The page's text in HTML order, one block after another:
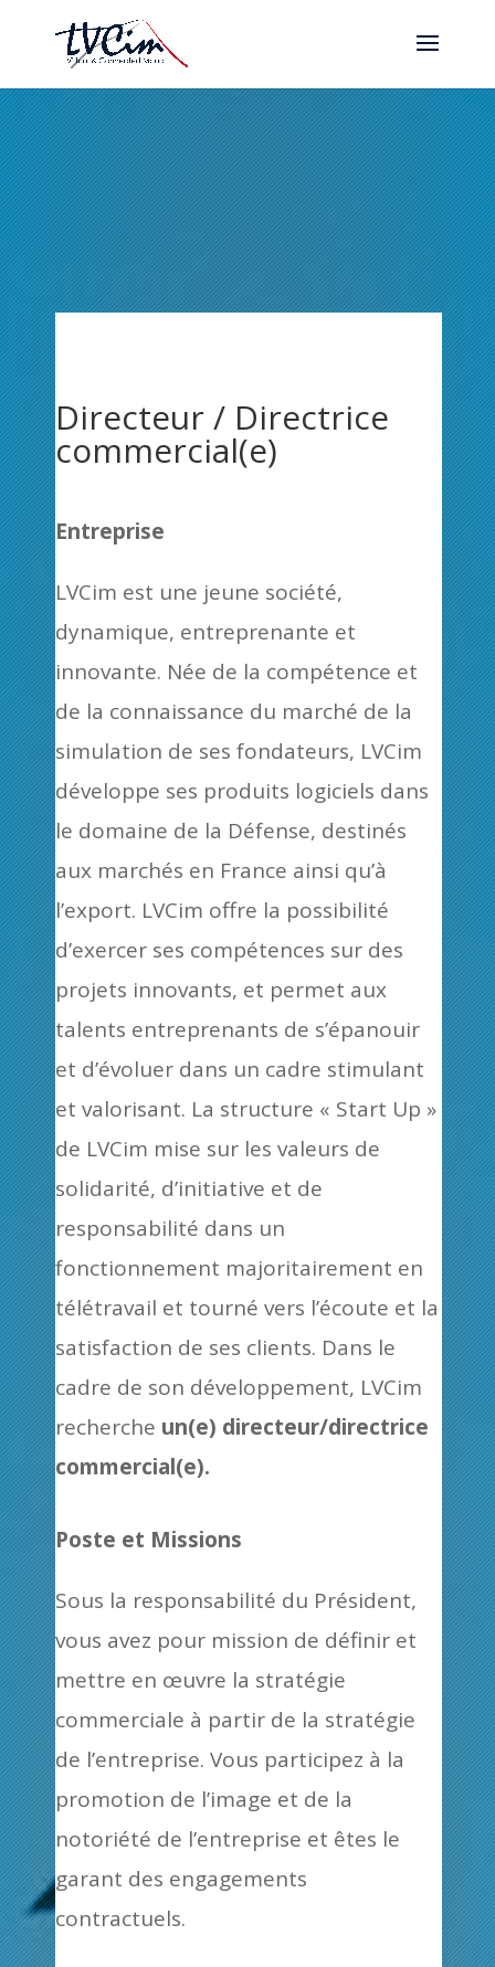
Directeur / Directrice
commercial(e)
Entreprise
LVCim est une jeune société,
dynamique, entreprenante et
innovante. Née de la compétence et
de la connaissance du marché de la
simulation de ses fondateurs, LVCim
développe ses produits logiciels dans
le domaine de la Défense, destinés
aux marchés en France ainsi qu’à
l’export. LVCim offre la possibilité
d’exercer ses compétences sur des
projets innovants, et permet aux
talents entreprenants de s’épanouir
et d’évoluer dans un cadre stimulant
et valorisant. La structure « Start Up »
de LVCim mise sur les valeurs de
solidarité, d’initiative et de
responsabilité dans un
fonctionnement majoritairement en
télétravail et tourné vers l’écoute et la
satisfaction de ses clients. Dans le
cadre de son développement, LVCim
recherche un(e) directeur/directrice
commercial(e).
Poste et Missions
Sous la responsabilité du Président,
vous avez pour mission de définir et
mettre en œuvre la stratégie
commerciale à partir de la stratégie
de l’entreprise. Vous participez à la
promotion de l’image et de la
notoriété de l’entreprise et êtes le
garant des engagements
contractuels.